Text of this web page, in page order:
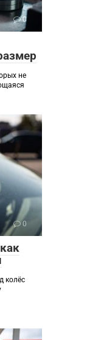
0
не
0
колёс